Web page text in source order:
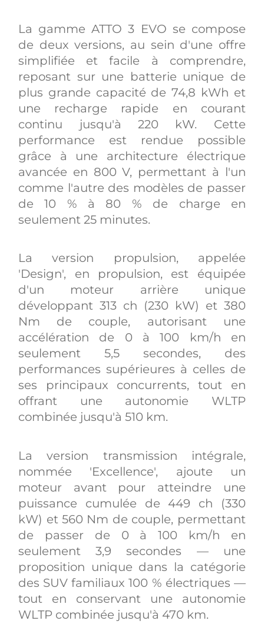
La gamme ATTO 3 EVO se compose
de deux versions, au sein d'une offre
simplifiée et facile à comprendre,
reposant sur une batterie unique de
plus grande capacité de 74,8 kWh et
une recharge rapide en courant
continu jusqu'à 220 kW. Cette
performance est rendue possible
grâce à une architecture électrique
avancée en 800 V, permettant à l'un
comme l'autre des modèles de passer
de 10 % à 80 % de charge en
seulement 25 minutes.
La version propulsion, appelée
'Design', en propulsion, est équipée
d'un moteur arrière unique
développant 313 ch (230 kW) et 380
Nm de couple, autorisant une
accélération de 0 à 100 km/h en
seulement 5,5 secondes, des
performances supérieures à celles de
ses principaux concurrents, tout en
offrant une autonomie WLTP
combinée jusqu'à 510 km.
La version transmission intégrale,
nommée 'Excellence', ajoute un
moteur avant pour atteindre une
puissance cumulée de 449 ch (330
kW) et 560 Nm de couple, permettant
de passer de 0 à 100 km/h en
seulement 3,9 secondes — une
proposition unique dans la catégorie
des SUV familiaux 100 % électriques —
tout en conservant une autonomie
WLTP combinée jusqu'à 470 km.